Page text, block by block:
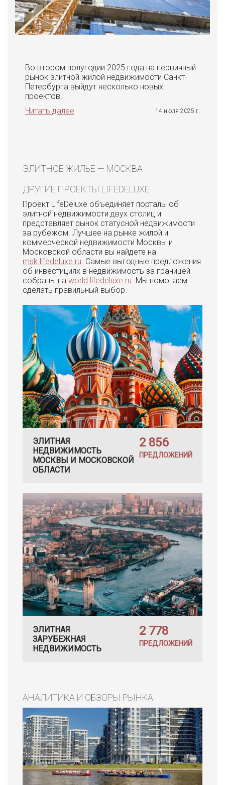
Во втором полугодии 2025 года на первичный
рынок элитной жилой недвижимости Санкт-
Петербурга выйдут несколько новых
проектов.
Читать далее
14 июля 2025 г.
ЭЛИТНОЕ ЖИЛЬЕ — МОСКВА
ДРУГИЕ ПРОЕКТЫ LIFEDELUXE
Проект LifeDeluxe объединяет порталы об
элитной недвижимости двух столиц и
представляет рынок статусной недвижимости
за рубежом. Лучшее на рынке жилой и
коммерческой недвижимости Москвы и
Московской области вы найдете на
msk.lifedeluxe.ru . Самые выгодные предложения
об инвестициях в недвижимость за границей
собраны на world.lifedeluxe.ru . Мы помогаем
сделать правильный выбор.
ЭЛИТНАЯ
НЕДВИЖИМОСТЬ
МОСКВЫ И МОСКОВСКОЙ
ОБЛАСТИ
2 856
ПРЕДЛОЖЕНИЙ
ЭЛИТНАЯ
ЗАРУБЕЖНАЯ
НЕДВИЖИМОСТЬ
2 778
ПРЕДЛОЖЕНИЙ
АНАЛИТИКА И ОБЗОРЫ РЫНКА